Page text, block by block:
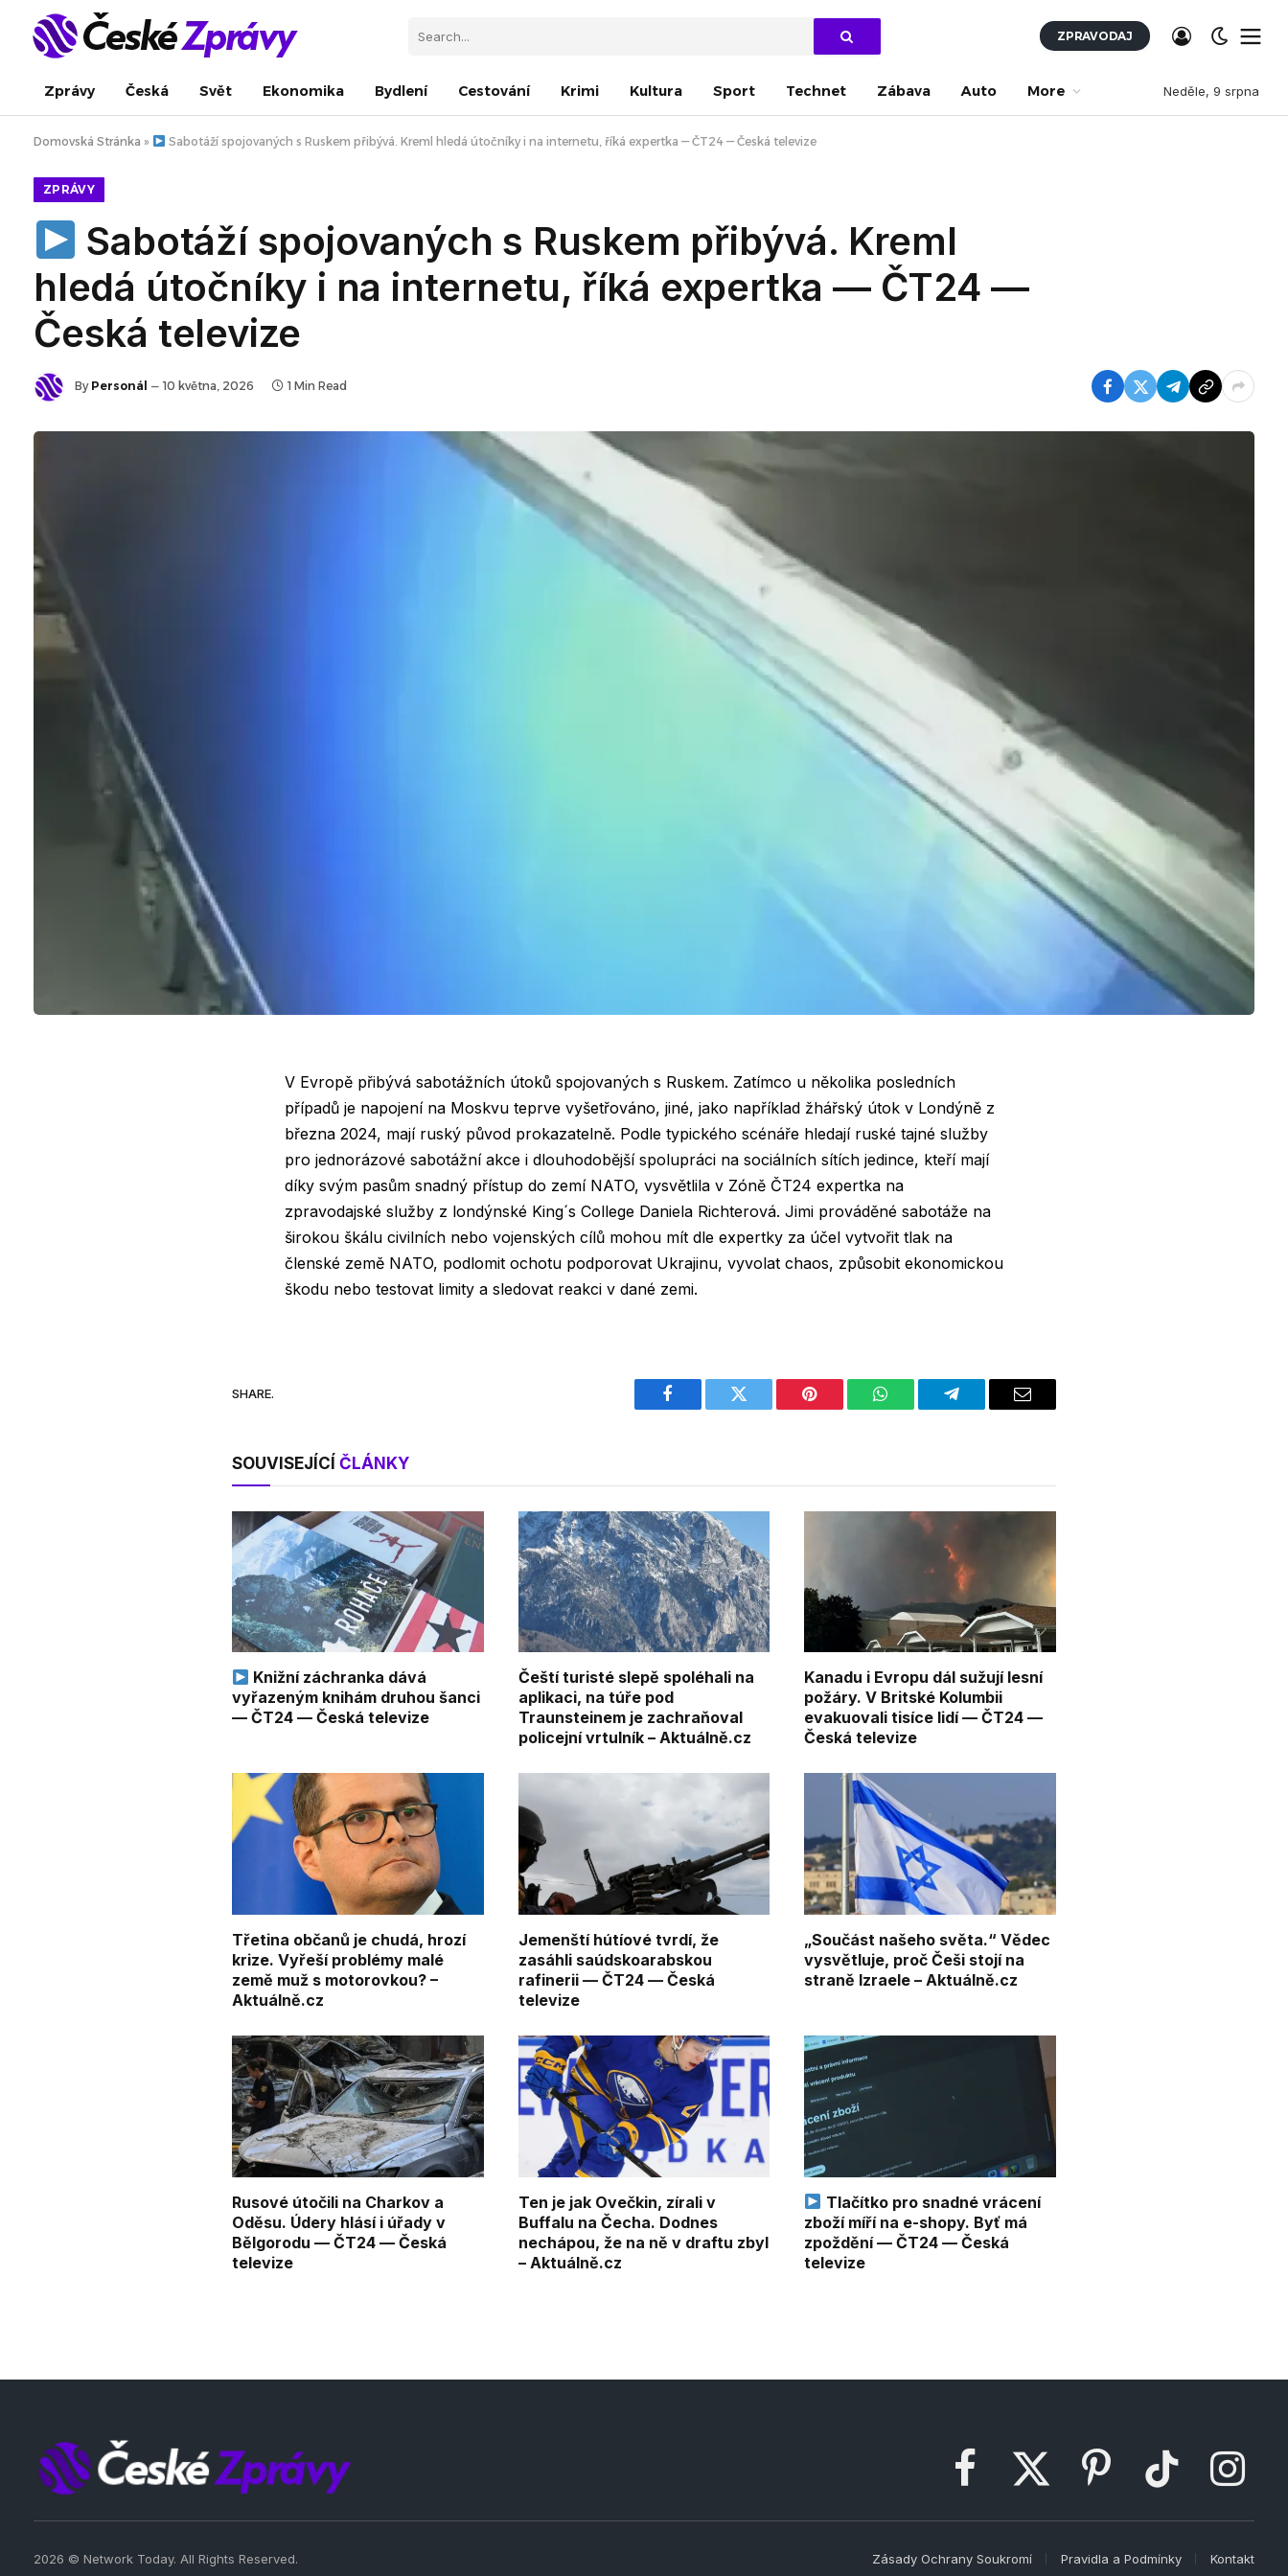
ZPRAVODAJ
Zprávy Česká Svět Ekonomika Bydlení Cestování Krimi Kultura Sport Technet Zábava Auto More Neděle, 9 srpna
Domovská Stránka » Sabotáží spojovaných s Ruskem přibývá. Kreml hledá útočníky i na internetu, říká expertka — ČT24 — Česká televize
ZPRÁVY
Sabotáží spojovaných s Ruskem přibývá. Kreml
hledá útočníky i na internetu, říká expertka — ČT24 —
Česká televize
By Personál 10 května, 2026 1 Min Read
V Evropě přibývá sabotážních útoků spojovaných s Ruskem. Zatímco u několika posledních
případů je napojení na Moskvu teprve vyšetřováno, jiné, jako například žhářský útok v Londýně z
března 2024, mají ruský původ prokazatelně. Podle typického scénáře hledají ruské tajné služby
pro jednorázové sabotážní akce i dlouhodobější spolupráci na sociálních sítích jedince, kteří mají
díky svým pasům snadný přístup do zemí NATO, vysvětlila v Zóně ČT24 expertka na
zpravodajské služby z londýnské King´s College Daniela Richterová. Jimi prováděné sabotáže na
širokou škálu civilních nebo vojenských cílů mohou mít dle expertky za účel vytvořit tlak na
členské země NATO, podlomit ochotu podporovat Ukrajinu, vyvolat chaos, způsobit ekonomickou
škodu nebo testovat limity a sledovat reakci v dané zemi.
SHARE.
Facebook Twitter Pinterest WhatsAppTelegram Email
SOUVISEJÍCÍČLÁNKY
Knižní záchranka dává
vyřazeným knihám druhou šanci
— ČT24 — Česká televize
Čeští turisté slepě spoléhali na
aplikaci, na túře pod
Traunsteinem je zachraňoval
policejní vrtulník – Aktuálně.cz
Kanadu i Evropu dál sužují lesní
požáry. V Britské Kolumbii
evakuovali tisíce lidí — ČT24 —
Česká televize
Třetina občanů je chudá, hrozí
krize. Vyřeší problémy malé
země muž s motorovkou? –
Aktuálně.cz
Jemenští hútíové tvrdí, že
zasáhli saúdskoarabskou
rafinerii — ČT24 — Česká
televize
„Součást našeho světa.“ Vědec
vysvětluje, proč Češi stojí na
straně Izraele – Aktuálně.cz
Rusové útočili na Charkov a
Oděsu. Údery hlásí i úřady v
Bělgorodu — ČT24 — Česká
televize
Ten je jak Ovečkin, zírali v
Buffalu na Čecha. Dodnes
nechápou, že na ně v draftu zbyl
– Aktuálně.cz
Tlačítko pro snadné vrácení
zboží míří na e-shopy. Byť má
zpoždění — ČT24 — Česká
televize
FacebookX
Pinterest TikTok Instagram
2026 © Network Today. All Rights Reserved. Zásady Ochrany Soukromí Pravidla a Podmínky Kontakt